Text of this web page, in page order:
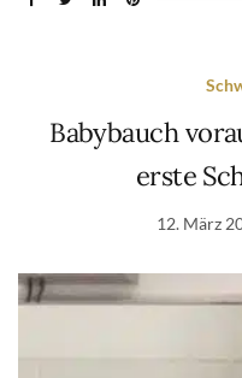
Babybauch
erste
12. März